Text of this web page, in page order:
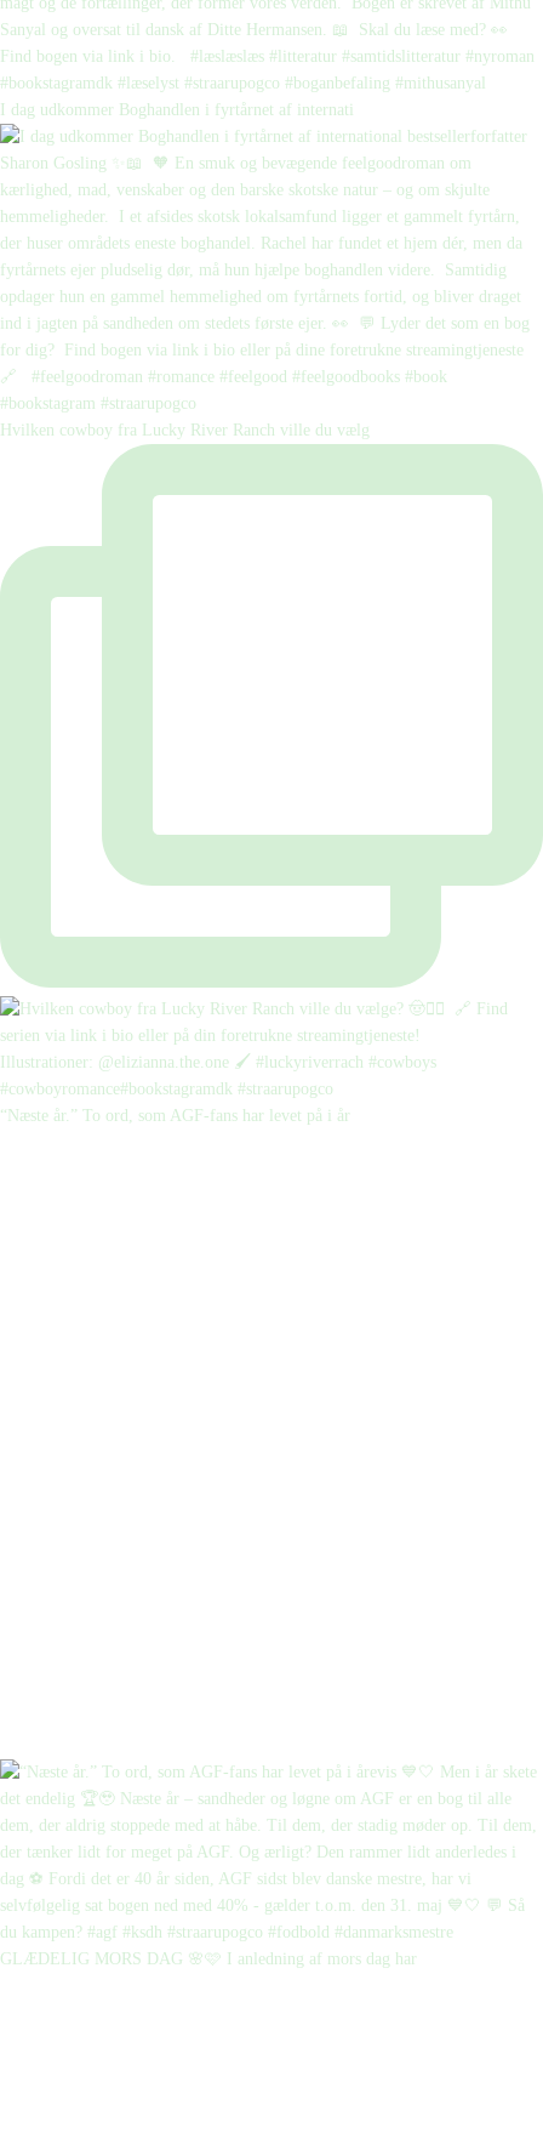
I dag udkommer Boghandlen i fyrtårnet af internati
Hvilken cowboy fra Lucky River Ranch ville du vælg
“Næste år.” To ord, som AGF-fans har levet på i år
GLÆDELIG MORS DAG 🌸🩷 I anledning af mors dag har